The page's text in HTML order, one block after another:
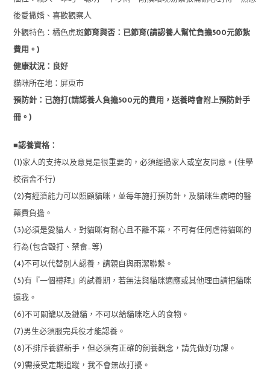
後愛撒嬌、喜歡觀察人
外觀特色：橘色虎斑節育與否：已節育(請認養人幫忙負擔500元節紮
費用。)
健康狀況：良好
貓咪所在地：屏東市
預防針：已施打(請認養人負擔500元的費用，送養時會附上預防針手
冊。)
■認養資格：
(1)家人的支持以及意見是很重要的，必須經過家人或室友同意。(住學
校宿舍不行)
(2)有經濟能力可以照顧貓咪，並每年施打預防針，及貓咪生病時的醫
藥費負擔。
(3)必須是愛貓人，對貓咪有耐心且不離不棄，不可有任何虐待貓咪的
行為(包含毆打、禁食…等)
(4)不可以代替別人認養，請親自與雨潔聯繫。
(5)有『一個禮拜』的試養期，若無法與貓咪適應或其他理由請把貓咪
還我。
(6)不可關籠以及鏈貓，不可以給貓咪吃人的食物。
(7)男生必須服完兵役才能認養。
(8)不排斥養貓新手，但必須有正確的飼養觀念，請先做好功課。
(9)需接受定期追蹤，我不會無故打擾。